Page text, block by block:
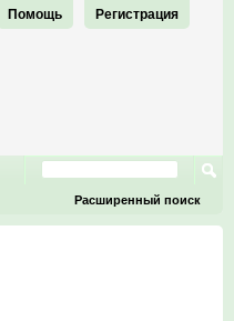
Регистрация
Помощь
Расширенный поиск